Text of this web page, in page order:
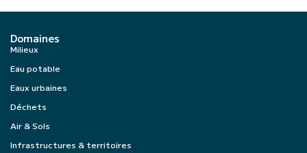
Domaines
Milieux
Eau potable
Eaux urbaines
Déchets
Air & Sols
Infrastructures & territoires